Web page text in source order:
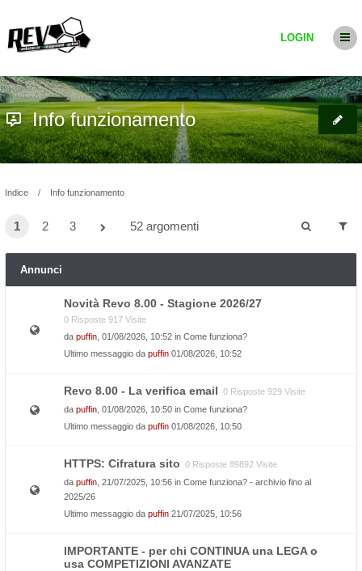
LOGIN
Info funzionamento
Indice Info funzionamento
1 2 3 52 argomenti
Annunci
Novità Revo 8.00 - Stagione 2026/27
0 Risposte 917 Visite
da puffin , 01/08/2026, 10:52 in Come funziona?
Ultimo messaggio da puffin 01/08/2026, 10:52
Revo 8.00 - La verifica email 0 Risposte 929 Visite
da puffin , 01/08/2026, 10:50 in Come funziona?
Ultimo messaggio da puffin 01/08/2026, 10:50
HTTPS: Cifratura sito 0 Risposte 89892 Visite
da puffin , 21/07/2025, 10:56 in Come funziona? - archivio fino al
2025/26
Ultimo messaggio da puffin 21/07/2025, 10:56
IMPORTANTE - per chi CONTINUA una LEGA o
usa COMPETIZIONI AVANZATE